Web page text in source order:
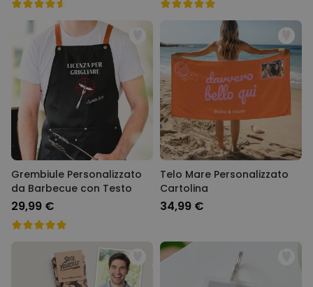
Grembiule Personalizzato
da Barbecue con Testo
29,99 €
Telo Mare Personalizzato
Cartolina
34,99 €